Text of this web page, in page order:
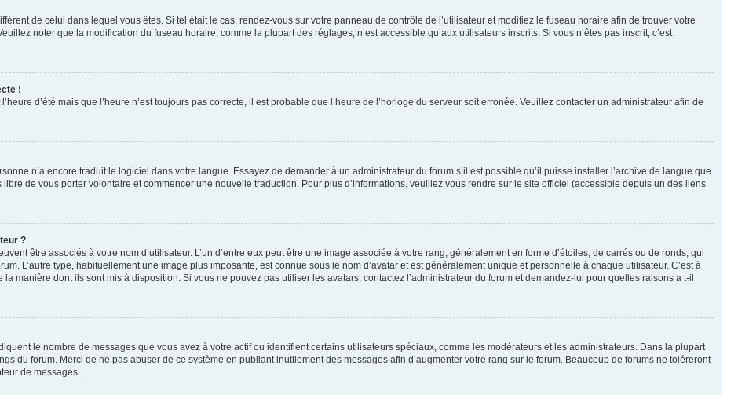
de celui dans lequel vous êtes. Si tel était le cas, rendez-vous sur votre panneau de contrôle de l’utilisateur et modifiez le fuseau horaire afin de trouver votre
noter que la modification du fuseau horaire, comme la plupart des réglages, n’est accessible qu’aux utilisateurs inscrits. Si vous n’êtes pas inscrit, c’est
!
d’été mais que l’heure n’est toujours pas correcte, il est probable que l’heure de l’horloge du serveur soit erronée. Veuillez contacter un administrateur afin de
n’a encore traduit le logiciel dans votre langue. Essayez de demander à un administrateur du forum s’il est possible qu’il puisse installer l’archive de langue que
de vous porter volontaire et commencer une nouvelle traduction. Pour plus d’informations, veuillez vous rendre sur le site officiel (accessible depuis un des liens
?
être associés à votre nom d’utilisateur. L’un d’entre eux peut être une image associée à votre rang, généralement en forme d’étoiles, de carrés ou de ronds, qui
L’autre type, habituellement une image plus imposante, est connue sous le nom d’avatar et est généralement unique et personnelle à chaque utilisateur. C’est à
la manière dont ils sont mis à disposition. Si vous ne pouvez pas utiliser les avatars, contactez l’administrateur du forum et demandez-lui pour quelles raisons a t-il
le nombre de messages que vous avez à votre actif ou identifient certains utilisateurs spéciaux, comme les modérateurs et les administrateurs. Dans la plupart
du forum. Merci de ne pas abuser de ce système en publiant inutilement des messages afin d’augmenter votre rang sur le forum. Beaucoup de forums ne toléreront
de messages.